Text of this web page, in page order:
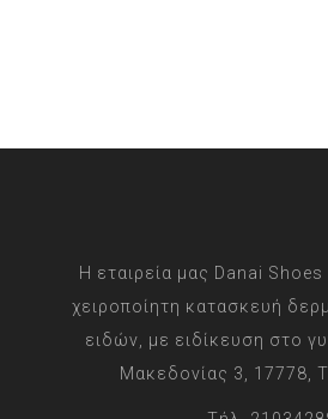
Η εταιρεία μας Danai Shoes
χειροποίητη κατασκευή
ειδών, με ειδίκευση στο
Μακεδονίας 3, 17778,